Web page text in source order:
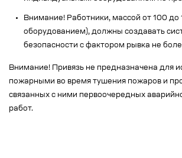
Внимание! Работники, массой от 100 до
оборудованием), должны создавать
безопасности с фактором рывка не
Внимание! Привязь не предназначена для
пожарными во время тушения пожаров и
связанных с ними первоочередных
работ.